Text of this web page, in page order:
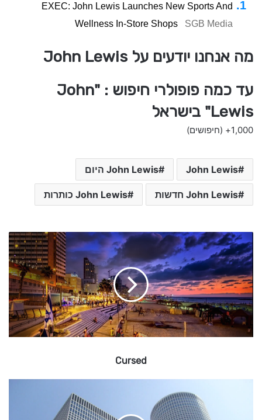
EXEC: John Lewis Launches New Sports And
Wellness In-Store Shops
SGB Media
מה אנחנו יודעים על John Lewis
עד כמה פופולרי חיפוש : "John
Lewis" בישראל
1,000+ (חיפושים)
John Lewis John Lewis היום
John Lewis חדשות John Lewis כותרות
u
r
s
e
d
Cursed